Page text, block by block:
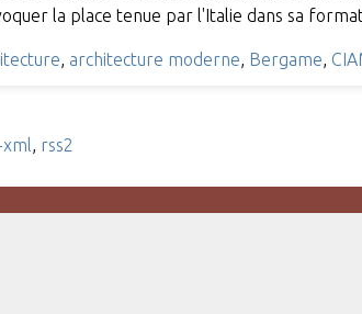
la place tenue par l'Italie dans sa
architecture moderne Bergame
rss2